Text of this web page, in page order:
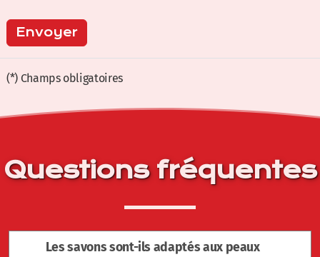
Envoyer
(*) Champs obligatoires
Questions fréquentes
Les savons sont-ils adaptés aux peaux